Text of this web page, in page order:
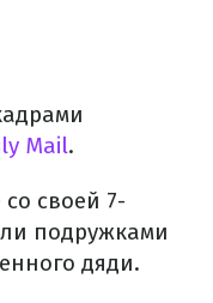
Mail.
своей 7-
подружками
дяди.